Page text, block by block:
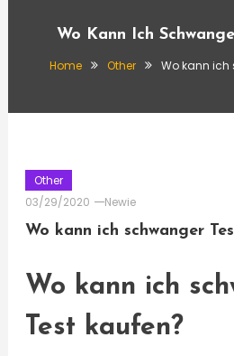
Wo Kann Ich
Home Other Wo kann ich
Other
03/29/2020
Newie
Wo kann ich schwanger
Wo kann ich
Test kaufen?